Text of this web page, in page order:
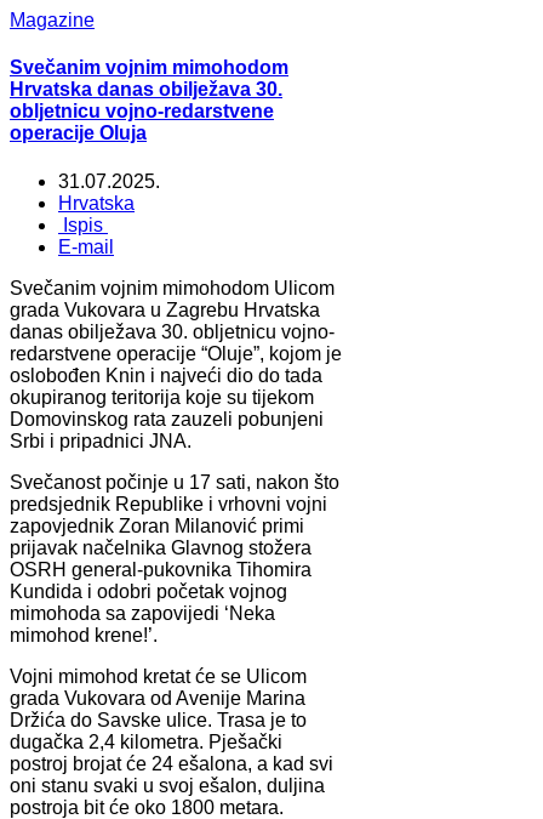
Magazine
Svečanim vojnim mimohodom
Hrvatska danas obilježava 30.
obljetnicu vojno-redarstvene
operacije Oluja
31.07.2025.
Hrvatska
Ispis
E-mail
Svečanim vojnim mimohodom Ulicom
grada Vukovara u Zagrebu Hrvatska
danas obilježava 30. obljetnicu vojno-
redarstvene operacije “Oluje”, kojom je
oslobođen Knin i najveći dio do tada
okupiranog teritorija koje su tijekom
Domovinskog rata zauzeli pobunjeni
Srbi i pripadnici JNA.
Svečanost počinje u 17 sati, nakon što
predsjednik Republike i vrhovni vojni
zapovjednik Zoran Milanović primi
prijavak načelnika Glavnog stožera
OSRH general-pukovnika Tihomira
Kundida i odobri početak vojnog
mimohoda sa zapovijedi ‘Neka
mimohod krene!’.
Vojni mimohod kretat će se Ulicom
grada Vukovara od Avenije Marina
Držića do Savske ulice. Trasa je to
dugačka 2,4 kilometra. Pješački
postroj brojat će 24 ešalona, a kad svi
oni stanu svaki u svoj ešalon, duljina
postroja bit će oko 1800 metara.